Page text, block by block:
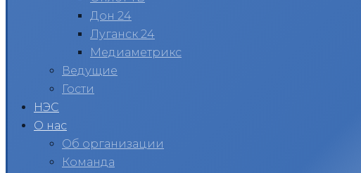
Дон 24
Луганск 24
Медиаметрикс
Ведущие
Гости
НЭС
О нас
Об организации
Команда